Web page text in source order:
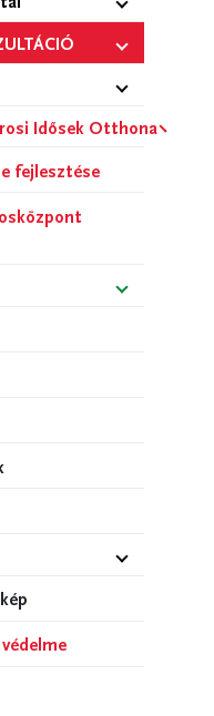
Idősek Otthona
fejlesztése